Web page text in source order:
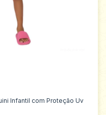
Infantil com Proteção Uv